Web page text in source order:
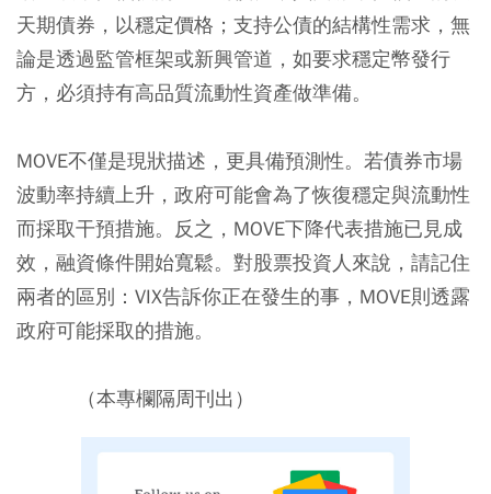
天期債券，以穩定價格；支持公債的結構性需求，無
論是透過監管框架或新興管道，如要求穩定幣發行
方，必須持有高品質流動性資產做準備。
MOVE不僅是現狀描述，更具備預測性。若債券市場
波動率持續上升，政府可能會為了恢復穩定與流動性
而採取干預措施。反之，MOVE下降代表措施已見成
效，融資條件開始寬鬆。對股票投資人來說，請記住
兩者的區別：VIX告訴你正在發生的事，MOVE則透露
政府可能採取的措施。
（本專欄隔周刊出）